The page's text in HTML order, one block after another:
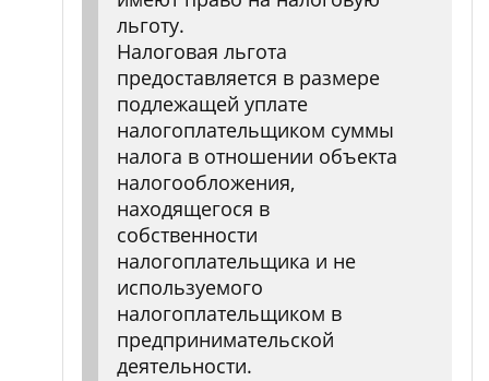
льготу.
Налоговая льгота
предоставляется в размере
подлежащей уплате
налогоплательщиком суммы
налога в отношении объекта
налогообложения,
находящегося в
собственности
налогоплательщика и не
используемого
налогоплательщиком в
предпринимательской
деятельности.